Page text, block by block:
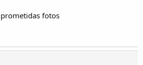
fotos